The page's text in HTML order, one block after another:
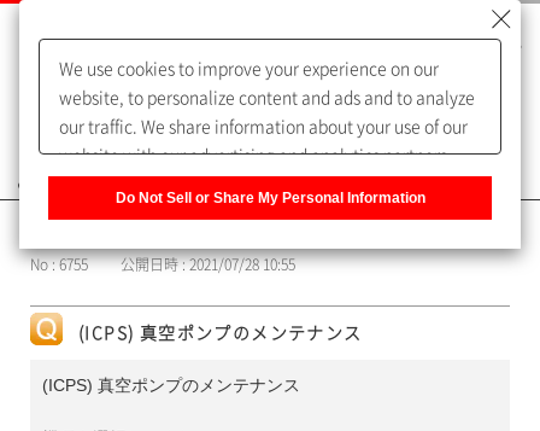
よくあるご質問（FAQ）
No : 6755 公開日時 : 2021/07/28 10:55
(ICPS) 真空ポンプのメンテナンス
(ICPS) 真空ポンプのメンテナンス
We use cookies to improve your experience on our
website, to personalize content and ads and to analyze
our traffic. We share information about your use of our
website with our advertising and analytics partners,
of our sharing information about you with our partners.
Information] to customize your cookie settings on our
Do Not Sell or Share My Personal Information